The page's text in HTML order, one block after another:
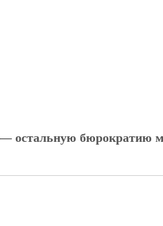
— остальную бюрократию